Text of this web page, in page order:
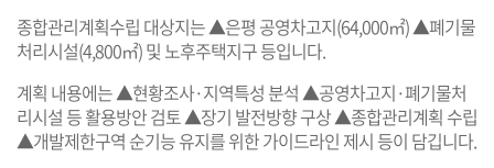
종합관리계획수립 대상지는 ▲은평 공영차고지(64,000㎡) ▲폐기물
처리시설(4,800㎡) 및 노후주택지구 등입니다.
계획 내용에는 ▲현황조사·지역특성 분석 ▲공영차고지·폐기물처
리시설 등 활용방안 검토 ▲장기 발전방향 구상 ▲종합관리계획 수립
▲개발제한구역 순기능 유지를 위한 가이드라인 제시 등이 담깁니다.